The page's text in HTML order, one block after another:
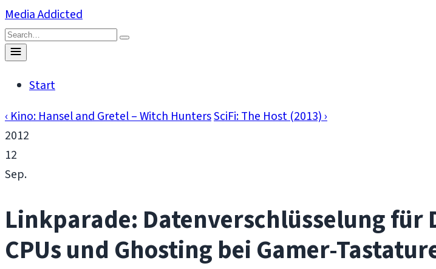
Skip
to
content
Media Addicted
Search
for:
Toggle
menu
Start
‹ Kino: Hansel and Gretel – Witch HuntersSciFi: The Host (2013) ›
2012
12
Sep.
Linkparade: Datenverschlüsselung
CPUs und Ghosting bei Gamer-